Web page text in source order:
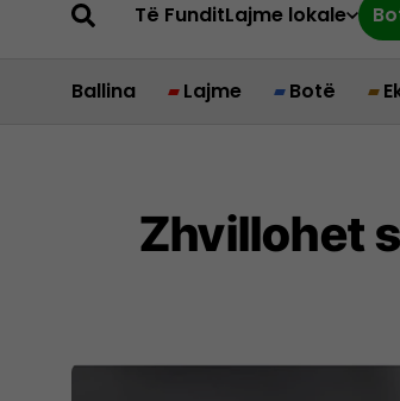
Të FunditLajme lokale
Ballina Lajme Botë
Zhvillohet